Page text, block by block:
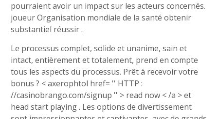
pourraient avoir un impact sur les acteurs concernés.
joueur Organisation mondiale de la santé obtenir
substantiel réussir .
Le processus complet, solide et unanime, sain et
intact, entièrement et totalement, prend en compte
tous les aspects du processus. Prêt à recevoir votre
bonus ? < axerophtol href= '' HTTP :
//casinobrango.com/signup '' > read now < /a > et
head start playing . Les options de divertissement